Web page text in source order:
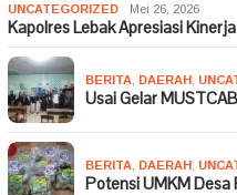
UNCATEGORIZED Mei 26, 2026
Kapolres Lebak Apresiasi
BERITA DAERAH
Usai Gelar
BERITA DAERAH
Potensi UMKM